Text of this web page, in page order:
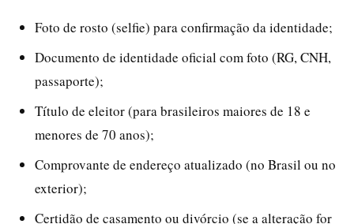
Foto de rosto (selfie) para confirmação da identidade;
Documento de identidade oficial com foto (RG, CNH,
passaporte);
Título de eleitor (para brasileiros maiores de 18 e
menores de 70 anos);
Comprovante de endereço atualizado (no Brasil ou no
exterior);
Certidão de casamento ou divórcio (se a alteração for